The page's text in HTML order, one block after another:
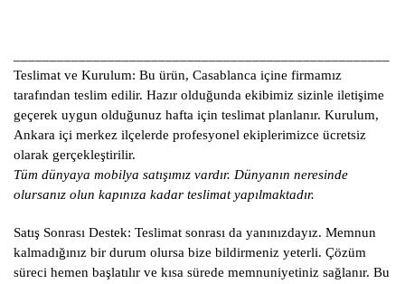
Teslimat ve Kurulum: Bu ürün, Casablanca içine firmamız
tarafından teslim edilir. Hazır olduğunda ekibimiz sizinle iletişime
geçerek uygun olduğunuz hafta için teslimat planlanır. Kurulum,
Ankara içi merkez ilçelerde profesyonel ekiplerimizce ücretsiz
olarak gerçekleştirilir.
Tüm dünyaya mobilya satışımız vardır. Dünyanın neresinde
olursanız olun kapınıza kadar teslimat yapılmaktadır.
Satış Sonrası Destek: Teslimat sonrası da yanınızdayız. Memnun
kalmadığınız bir durum olursa bize bildirmeniz yeterli. Çözüm
süreci hemen başlatılır ve kısa sürede memnuniyetiniz sağlanır. Bu